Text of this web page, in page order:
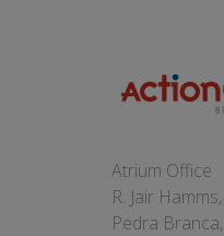
Atrium Office
R. Jair
Pedra